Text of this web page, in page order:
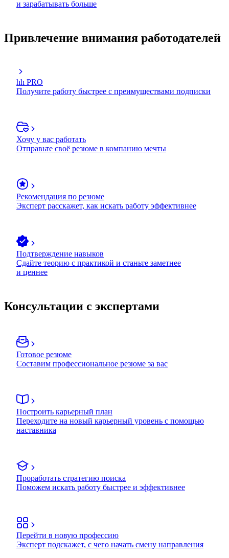
и зарабатывать больше
Привлечение внимания работодателей
hh PRO
Получите работу быстрее с преимуществами подписки
Хочу у вас работать
Отправьте своё резюме в компанию мечты
Рекомендация по резюме
Эксперт расскажет, как искать работу эффективнее
Подтверждение навыков
Сдайте теорию с практикой и станьте заметнее
и ценнее
Консультации с экспертами
Готовое резюме
Составим профессиональное резюме за вас
Построить карьерный план
Переходите на новый карьерный уровень с помощью
наставника
Проработать стратегию поиска
Поможем искать работу быстрее и эффективнее
Перейти в новую профессию
Эксперт подскажет, с чего начать смену направления